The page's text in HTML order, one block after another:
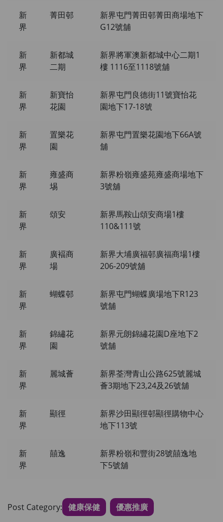
新
界
菁田邨
新界屯門菁田邨菁田商場地下
G12號舖
新
界
新都城
二期
新界將軍澳新都城中心二期1
樓 1116至1118號舖
新
界
新寶怡
花園
新界屯門良德街11號寶怡花
園地下17-18號
新
界
置樂花
園
新界屯門置樂花園地下66A號
舖
新
界
雍盛商
埸
新界粉嶺雍盛苑雍盛商場地下
3號舖
新
界
頌安
新界馬鞍山頌安商場1樓
110&111號
新
界
廣褔商
場
新界大埔廣福邨廣福商場1樓
206-209號舖
新
界
蝴蝶邨
新界屯門蝴蝶廣場地下R123
號舖
新
界
錦繡花
園
新界元朗錦繡花園D座地下2
號舖
新
界
麗城薈
新界荃灣青山公路625號麗城
薈3期地下23,24及26號舖
新
界
顯徑
新界沙田顯徑邨顯徑購物中心
地下113號
新
界
囍逸
新界粉嶺和豐街28號囍逸地
下5號舖
Post Category: 健康保健 優惠推廣